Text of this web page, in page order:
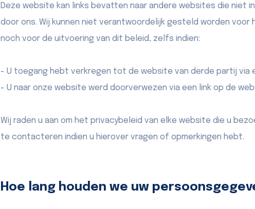
Deze website kan links bevatten naar andere websites die niet
door ons. Wij kunnen niet verantwoordelijk gesteld worden
noch voor de uitvoering van dit beleid, zelfs indien:
- U toegang hebt verkregen tot de website van derde partij via
- U naar onze website werd doorverwezen via een link op de
Wij raden u aan om het privacybeleid van elke website die u
te contacteren indien u hierover vragen of opmerkingen hebt.
Hoe lang houden we uw